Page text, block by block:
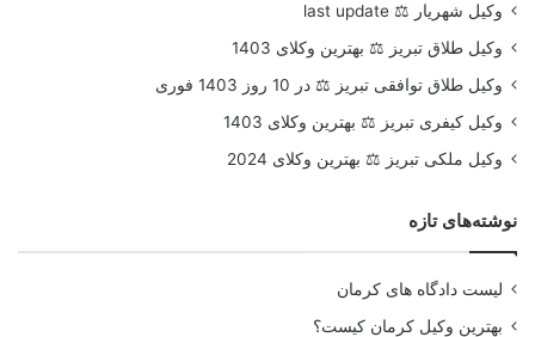
وکیل شهریار ⚖️ last update
وکیل طلاق تبریز ⚖️ بهترین وکلای 1403
وکیل طلاق توافقی تبریز ⚖️ در 10 روز 1403 فوری
وکیل کیفری تبریز ⚖️ بهترین وکلای 1403
وکیل ملکی تبریز ⚖️ بهترین وکلای 2024
نوشته‌های تازه
لیست دادگاه های کرمان
بهترین وکیل کرمان کیست؟